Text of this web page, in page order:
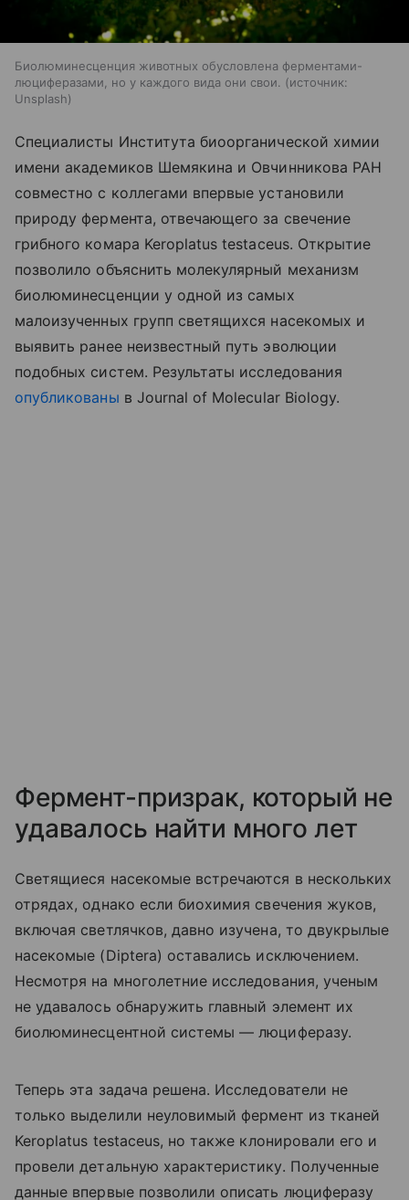
Биолюминесценция животных обусловлена ферментами-
люциферазами, но у каждого вида они свои.
источник:
Unsplash
Специалисты Института биоорганической химии
имени академиков Шемякина и Овчинникова РАН
совместно с коллегами впервые установили
природу фермента, отвечающего за свечение
грибного комара Keroplatus testaceus. Открытие
позволило объяснить молекулярный механизм
биолюминесценции у одной из самых
малоизученных групп светящихся насекомых и
выявить ранее неизвестный путь эволюции
подобных систем. Результаты исследования
опубликованы в Journal of Molecular Biology.
Фермент-призрак, который не
удавалось найти много лет
Светящиеся насекомые встречаются в нескольких
отрядах, однако если биохимия свечения жуков,
включая светлячков, давно изучена, то двукрылые
насекомые (Diptera) оставались исключением.
Несмотря на многолетние исследования, ученым
не удавалось обнаружить главный элемент их
биолюминесцентной системы — люциферазу.
Теперь эта задача решена. Исследователи не
только выделили неуловимый фермент из тканей
Keroplatus testaceus, но также клонировали его и
провели детальную характеристику. Полученные
данные впервые позволили описать люциферазу